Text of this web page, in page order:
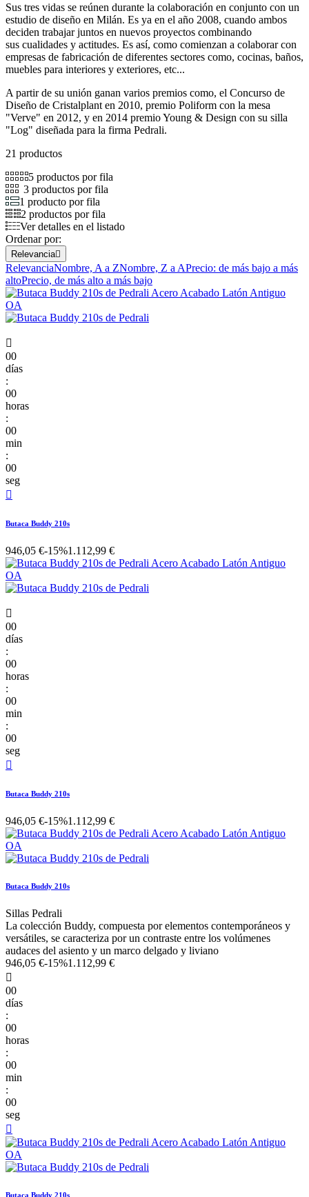
Sus tres vidas se reúnen durante la colaboración en conjunto con un
estudio de diseño en Milán. Es ya en el año 2008, cuando ambos
deciden trabajar juntos en nuevos proyectos combinando
sus cualidades y actitudes. Es así, como comienzan a colaborar con
empresas de fabricación de diferentes sectores como, cocinas, baños,
muebles para interiores y exteriores, etc...
A partir de su unión ganan varios premios como, el Concurso de
Diseño de Cristalplant en 2010, premio Poliform con la mesa
"Verve" en 2012, y en 2014 premio Young & Design con su silla
"Log" diseñada para la firma Pedrali.
21 productos
5 productos por fila
3 productos por fila
1 producto por fila
2 productos por fila
Ver detalles en el listado
Ordenar por:
Relevancia
RelevanciaNombre, A a ZNombre, Z a APrecio: de más bajo a más
altoPrecio, de más alto a más bajo

00
días
:
00
horas
:
00
min
:
00
seg

Butaca Buddy 210s
946,05 €-15%1.112,99 €

00
días
:
00
horas
:
00
min
:
00
seg

Butaca Buddy 210s
946,05 €-15%1.112,99 €
Butaca Buddy 210s
Sillas Pedrali
La colección Buddy, compuesta por elementos contemporáneos y
versátiles, se caracteriza por un contraste entre los volúmenes
audaces del asiento y un marco delgado y liviano
946,05 €-15%1.112,99 €

00
días
:
00
horas
:
00
min
:
00
seg

Butaca Buddy 210s